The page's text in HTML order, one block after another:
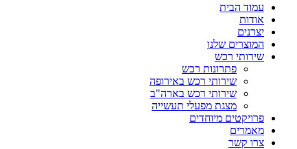
עמוד הבית
אודות
יצרנים
המוצרים שלנו
שירותי רכש
פתרונות רכש
שירותי רכש באירופה
שירותי רכש בארה"ב
מצגת מפעלי תעשייה
פרויקטים מיוחדים
מאמרים
צרו קשר